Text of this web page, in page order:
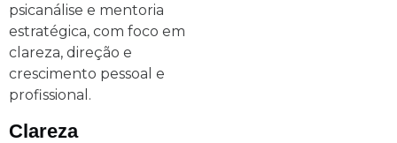
psicanálise e mentoria
estratégica, com foco em
clareza, direção e
crescimento pessoal e
profissional.
Clareza